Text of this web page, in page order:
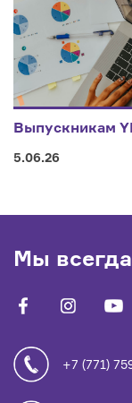
Выпускникам
5.06.26
Мы
facebook
+7 (771)